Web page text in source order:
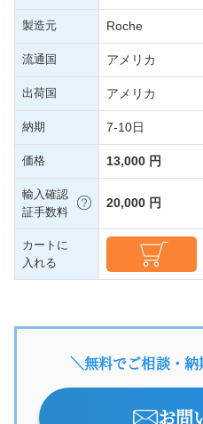
製造元 Roche
流通国 アメリカ
出荷国 アメリカ
納期 7-10日
価格 13,000 円
輸入確認
証手数料
20,000 円
カートに
入れる
＼無料でご相談・
お問